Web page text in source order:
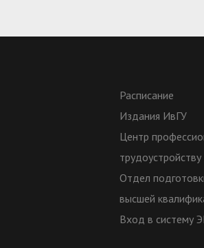
Расписание
Издания ИвГУ
Центр
Отдел
высшей
Вход в систему